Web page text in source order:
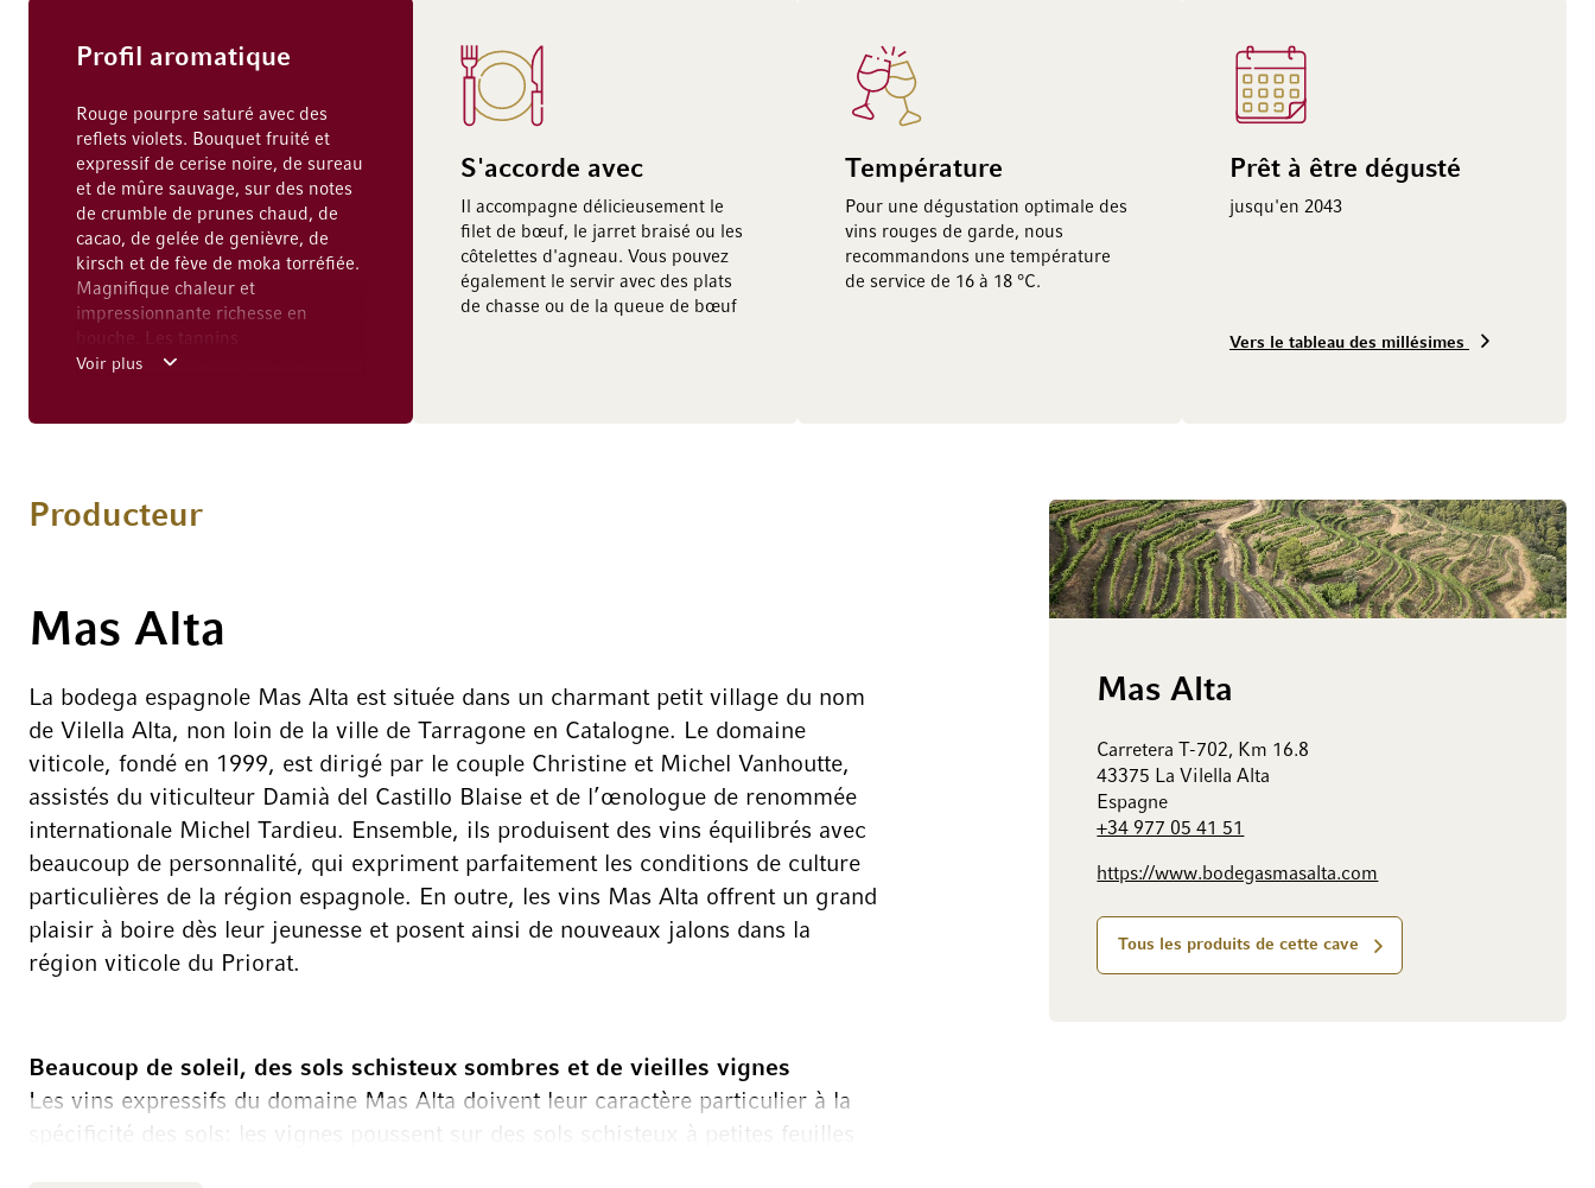
Profil aromatique
Rouge pourpre saturé avec des
reflets violets. Bouquet fruité et
expressif de cerise noire, de sureau
et de mûre sauvage, sur des notes
de crumble de prunes chaud, de
cacao, de gelée de genièvre, de
kirsch et de fève de moka torréfiée.
Magnifique chaleur et
impressionnante richesse en
bouche. Les tannins
magistralement intégrés se marient
parfait.
Voir plus
S'accorde avec
Il accompagne délicieusement le
filet de bœuf, le jarret braisé ou les
côtelettes d'agneau. Vous pouvez
également le servir avec des plats
de chasse ou de la queue de bœuf
Température
Pour une dégustation optimale des
vins rouges de garde, nous
recommandons une température
de service de 16 à 18 °C.
Prêt à être dégusté
jusqu'en 2043
Vers le tableau des millésimes
Mas Alta
Carretera T-702, Km 16.8
43375 La Vilella Alta
Espagne
+34 977 05 41 51
https://www.bodegasmasalta.com
Tous les produits de cette cave
Producteur
Mas Alta
La bodega espagnole Mas Alta est située dans un charmant petit village du nom
de Vilella Alta, non loin de la ville de Tarragone en Catalogne. Le domaine
viticole, fondé en 1999, est dirigé par le couple Christine et Michel Vanhoutte,
assistés du viticulteur Damià del Castillo Blaise et de l’œnologue de renommée
internationale Michel Tardieu. Ensemble, ils produisent des vins équilibrés avec
beaucoup de personnalité, qui expriment parfaitement les conditions de culture
particulières de la région espagnole. En outre, les vins Mas Alta offrent un grand
plaisir à boire dès leur jeunesse et posent ainsi de nouveaux jalons dans la
région viticole du Priorat.
Beaucoup de soleil, des sols schisteux sombres et de vieilles vignes
Les vins expressifs du domaine Mas Alta doivent leur caractère particulier à la
spécificité des sols: les vignes poussent sur des sols schisteux à petites feuilles